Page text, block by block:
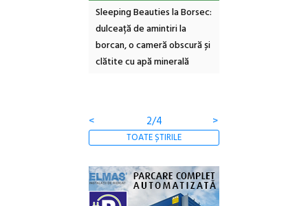
Sleeping Beauties la Borsec:
dulceață de amintiri la
borcan, o cameră obscură și
clătite cu apă minerală
< 2/4 >
TOATE ȘTIRILE